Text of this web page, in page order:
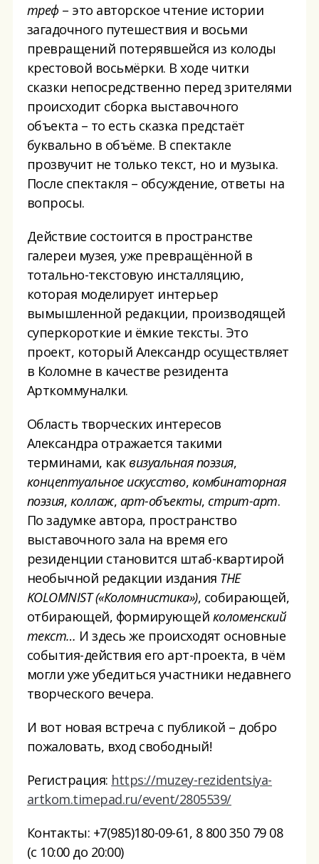
треф – это авторское чтение истории
загадочного путешествия и восьми
превращений потерявшейся из колоды
крестовой восьмёрки. В ходе читки
сказки непосредственно перед зрителями
происходит сборка выставочного
объекта – то есть сказка предстаёт
буквально в объёме. В спектакле
прозвучит не только текст, но и музыка.
После спектакля – обсуждение, ответы на
вопросы.
Действие состоится в пространстве
галереи музея, уже превращённой в
тотально-текстовую инсталляцию,
которая моделирует интерьер
вымышленной редакции, производящей
суперкороткие и ёмкие тексты. Это
проект, который Александр осуществляет
в Коломне в качестве резидента
Арткоммуналки.
Область творческих интересов
Александра отражается такими
терминами, как визуальная поэзия,
концептуальное искусство, комбинаторная
поэзия, коллаж, арт-объекты,стрит-арт.
По задумке автора, пространство
выставочного зала на время его
резиденции становится штаб-квартирой
необычной редакции издания THE
KOLOMNIST («Коломнистика»), собирающей,
отбирающей, формирующей коломенский
текст… И здесь же происходят основные
события-действия его арт-проекта, в чём
могли уже убедиться участники недавнего
творческого вечера.
И вот новая встреча с публикой – добро
пожаловать, вход свободный!
Регистрация: https://muzey-rezidentsiya-
artkom.timepad.ru/event/2805539/
Контакты: +7(985)180-09-61, 8 800 350 79 08
(с 10:00 до 20:00)